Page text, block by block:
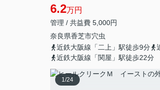
6.2万円
管理 / 共益費 5,000円
奈良県香芝市穴虫
近鉄大阪線「二上」駅徒歩9分
近鉄大阪線「関屋」駅徒歩22分
1 /24